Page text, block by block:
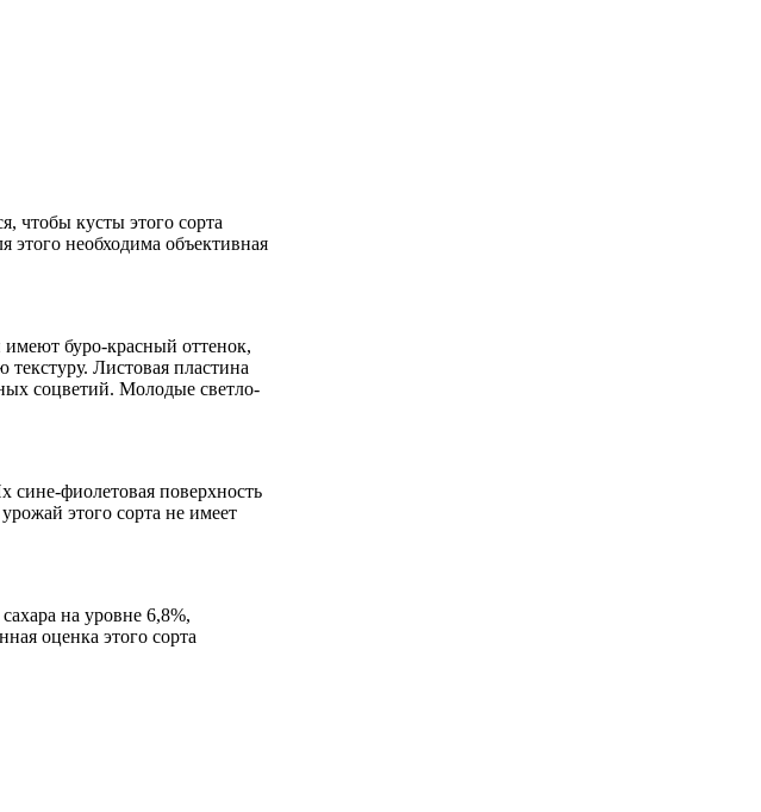
чтобы кусты этого сорта
необходима объективная
буро-красный оттенок,
Листовая пластина
соцветий. Молодые светло-
фиолетовая поверхность
этого сорта не имеет
на уровне 6,8%,
оценка этого сорта